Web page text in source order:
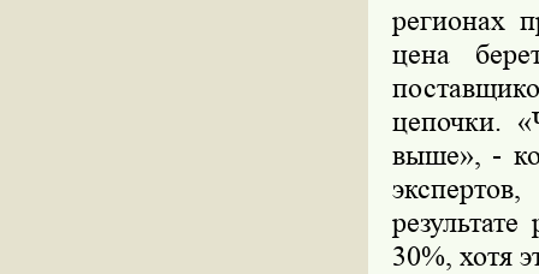
регионах
цена
цепочки.
выше», -
30%, хотя